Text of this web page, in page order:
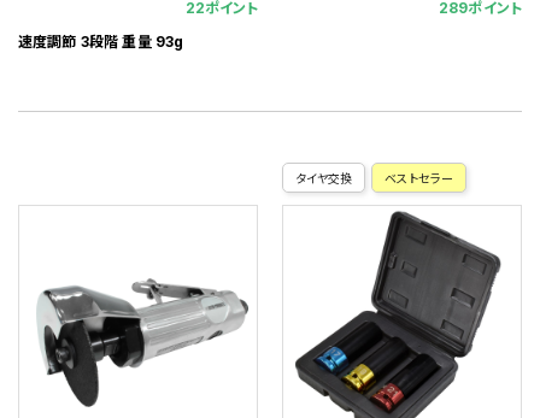
22ポイント
速度調節 3段階 重量 93g
289ポイント
タイヤ交換 ベストセラー